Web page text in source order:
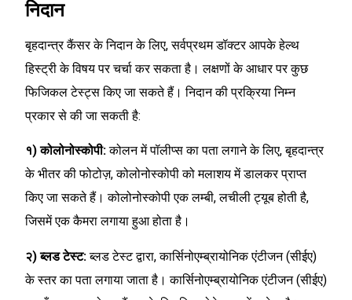
निदान
बृहदान्त्र कैंसर के निदान के लिए, सर्वप्रथम डॉक्टर आपके हेल्थ
हिस्ट्री के विषय पर चर्चा कर सकता है। लक्षणों के आधार पर कुछ
फिजिकल टेस्ट्स किए जा सकते हैं। निदान की प्रक्रिया निम्न
प्रकार से की जा सकती है:
१) कोलोनोस्कोपी:कोलन में पॉलीप्स का पता लगाने के लिए, बृहदान्त्र
के भीतर की फोटोज़, कोलोनोस्कोपी को मलाशय में डालकर प्राप्त
किए जा सकते हैं। कोलोनोस्कोपी एक लम्बी, लचीली ट्यूब होती है,
जिसमें एक कैमरा लगाया हुआ होता है।
२) ब्लड टेस्ट:ब्लड टेस्ट द्वारा, कार्सिनोएम्ब्रायोनिक एंटीजन (सीईए)
के स्तर का पता लगाया जाता है। कार्सिनोएम्ब्रायोनिक एंटीजन (सीईए)